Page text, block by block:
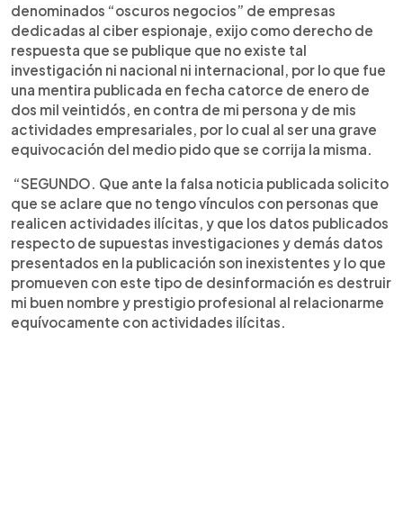
denominados “oscuros negocios” de empresas
dedicadas al ciber espionaje, exijo como derecho de
respuesta que se publique que no existe tal
investigación ni nacional ni internacional, por lo que fue
una mentira publicada en fecha catorce de enero de
dos mil veintidós, en contra de mi persona y de mis
actividades empresariales, por lo cual al ser una grave
equivocación del medio pido que se corrija la misma.
“SEGUNDO. Que ante la falsa noticia publicada solicito
que se aclare que no tengo vínculos con personas que
realicen actividades ilícitas, y que los datos publicados
respecto de supuestas investigaciones y demás datos
presentados en la publicación son inexistentes y lo que
promueven con este tipo de desinformación es destruir
mi buen nombre y prestigio profesional al relacionarme
equívocamente con actividades ilícitas.